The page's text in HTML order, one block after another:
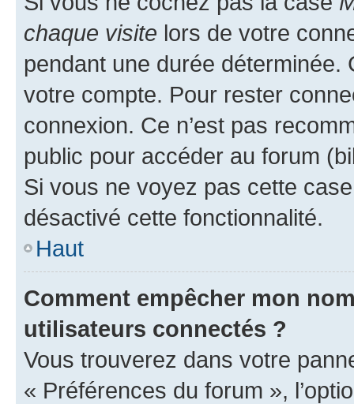
chaque visite lors de votre
pendant une durée déterminée.
votre compte. Pour rester
connexion. Ce n’est pas
public pour accéder au forum
Si vous ne voyez pas cette
désactivé cette fonctionnalité.
Haut
Comment empêcher mon
utilisateurs connectés ?
Vous trouverez dans votre
« Préférences du forum »,